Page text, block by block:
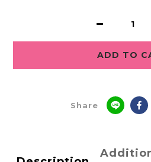
ADD TO
Share